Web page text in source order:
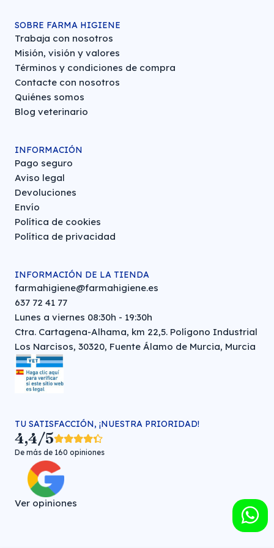
SOBRE FARMA HIGIENE
Trabaja con nosotros
Misión, visión y valores
Términos y condiciones de compra
Contacte con nosotros
Quiénes somos
Blog veterinario
INFORMACIÓN
Pago seguro
Aviso legal
Devoluciones
Envío
Política de cookies
Política de privacidad
INFORMACIÓN DE LA TIENDA
farmahigiene@farmahigiene.es
637 72 41 77
Lunes a viernes 08:30h - 19:30h
Ctra. Cartagena-Alhama, km 22,5. Polígono Industrial
Los Narcisos, 30320, Fuente Álamo de Murcia, Murcia
TU SATISFACCIÓN, ¡NUESTRA PRIORIDAD!
4,4/5
De más de 160 opiniones
Ver opiniones